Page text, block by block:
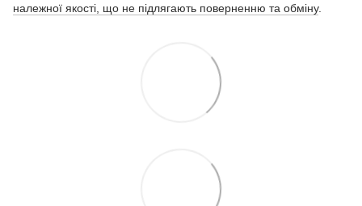
належної якості, що не підлягають поверненню та обміну.